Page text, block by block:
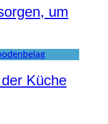
um
Küche